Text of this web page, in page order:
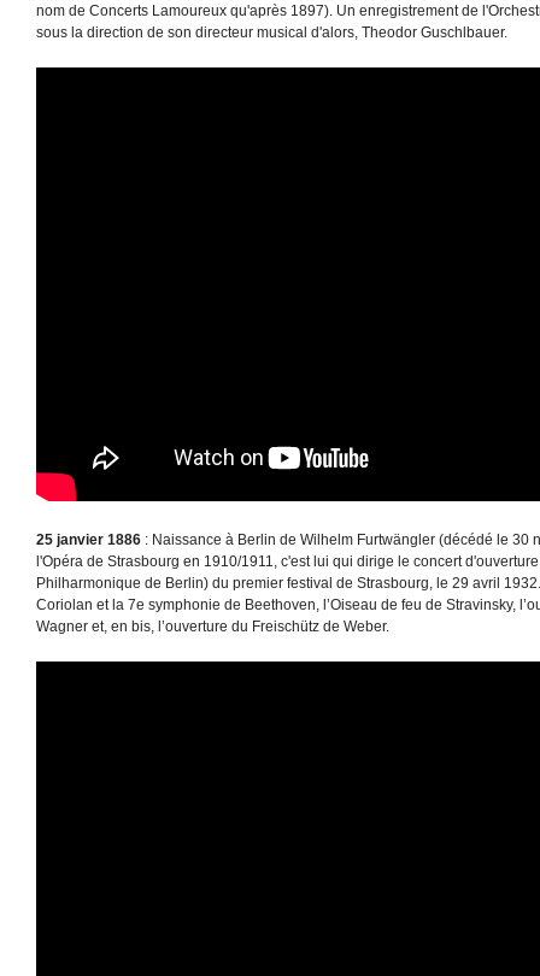
nom de Concerts Lamoureux qu'après 1897). Un enregistrement de
sous la direction de son directeur musical d'alors, Theodor Guschlbauer.
25 janvier 1886 : Naissance à Berlin de Wilhelm Furtwängler (décédé le 30
l'Opéra de Strasbourg en 1910/1911, c'est lui qui dirige le concert
Philharmonique de Berlin) du premier festival de Strasbourg, le 29 avril
Coriolan et la 7e symphonie de Beethoven, l’Oiseau de feu de Stravinsky,
Wagner et, en bis, l’ouverture du Freischütz de Weber.